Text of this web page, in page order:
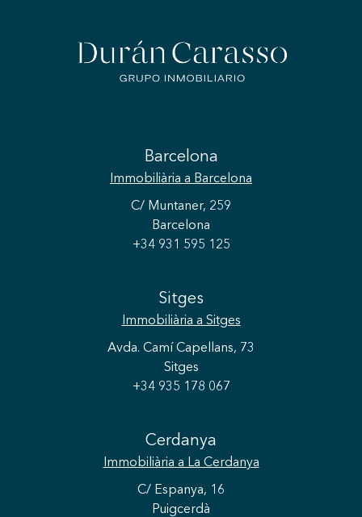
Barcelona
Immobiliària a Barcelona
C/ Muntaner, 259
Barcelona
+34 931 595 125
Sitges
Immobiliària a Sitges
Avda. Camí Capellans, 73
Sitges
+34 935 178 067
Cerdanya
Immobiliària a La Cerdanya
C/ Espanya, 16
Puigcerdà